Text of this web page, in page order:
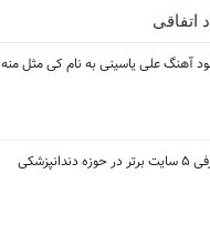
اتفاقی
آهنگ علی یاسینی به نام کی مثل منه
دندانپزشکی